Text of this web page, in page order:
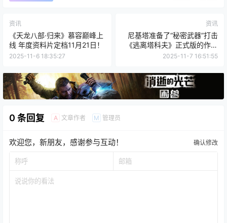
资讯
《天龙八部·归来》慕容巅峰上
线 年度资料片定档11月21日！
2025-11-6 18:35:27
资讯
尼基塔准备了“秘密武器”打击
《逃离塔科夫》正式版的作弊
行为
2025-11-7 16:51:55
0 条回复 A 文章作者 M 管理员
欢迎您，新朋友，感谢参与互动！ 确认修改